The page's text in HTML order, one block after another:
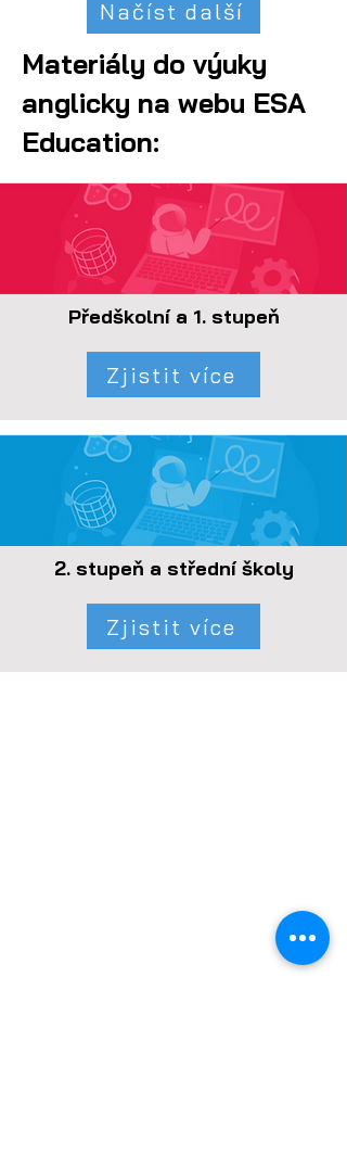
Načíst další
Materiály do výuky
anglicky na webu ESA
Education:
Předškolní a 1. stupeň
Zjistit více
2. stupeň a střední školy
Zjistit více